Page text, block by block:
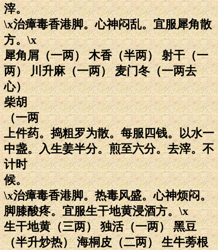
滓。
\x治瘴毒香港脚。心神闷乱。宜服犀角散
方。\x
犀角屑（一两） 木香（半两） 射干（一
两） 川升麻（一两） 麦门冬（一两去
心）
柴胡
（一两
上件药。捣粗罗为散。每服四钱。以水一
中盏。入生姜半分。煎至六分。去滓。不
计时
候。
\x治瘴毒香港脚。热毒风盛。心神烦闷。
脚膝酸疼。宜服生干地黄浸酒方。\x
生干地黄（三两） 独活（一两） 黑豆
（半升炒热） 海桐皮（二两） 生牛蒡根